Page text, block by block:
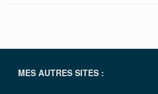
MES AUTRES SITES :